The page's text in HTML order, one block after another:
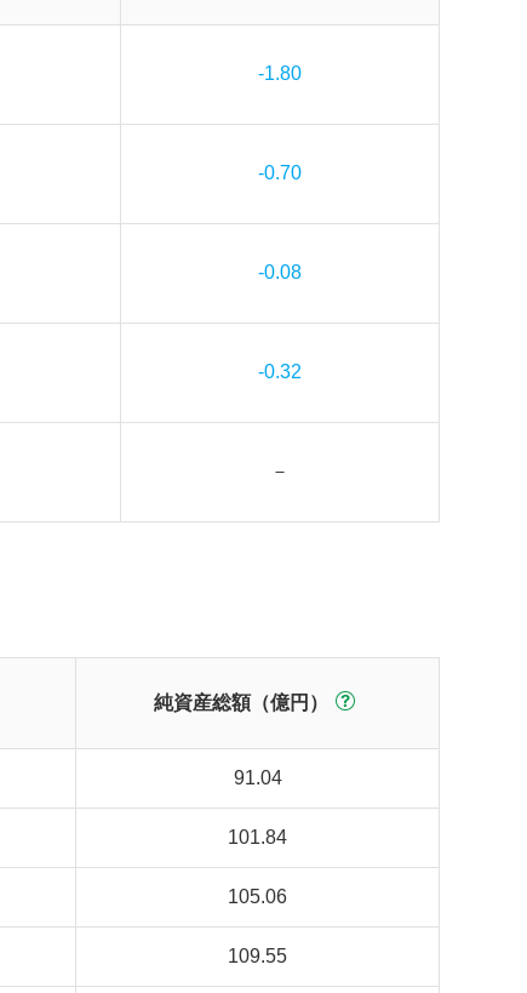
-1.80
-0.70
-0.08
-0.32
－
純資産総額（億円）
91.04
101.84
105.06
109.55